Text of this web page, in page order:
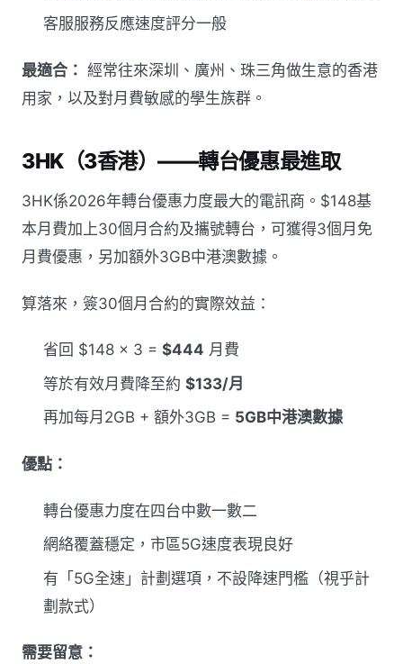
客服服務反應速度評分一般
最適合： 經常往來深圳、廣州、珠三角做生意的香港
用家，以及對月費敏感的學生族群。
3HK（3香港）——轉台優惠最進取
3HK係2026年轉台優惠力度最大的電訊商。$148基
本月費加上30個月合約及攜號轉台，可獲得3個月免
月費優惠，另加額外3GB中港澳數據。
算落來，簽30個月合約的實際效益：
省回 $148 × 3 = $444 月費
等於有效月費降至約 $133/月
再加每月2GB + 額外3GB = 5GB中港澳數據
優點：
轉台優惠力度在四台中數一數二
網絡覆蓋穩定，市區5G速度表現良好
有「5G全速」計劃選項，不設降速門檻（視乎計
劃款式）
需要留意：